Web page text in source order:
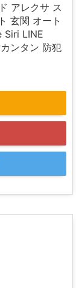
アレクサ ス
玄関 オート
Siri LINE
ンタン 防犯